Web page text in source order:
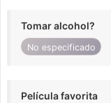
Tomar alcohol?
No especificado
Película favorita